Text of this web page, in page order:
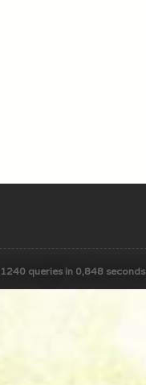
queries in 0,848